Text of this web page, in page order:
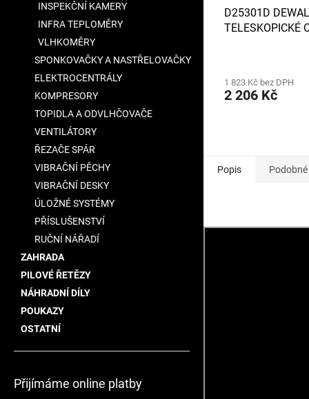
INSPEKČNÍ KAMERY
INFRA TEPLOMĚRY
VLHKOMĚRY
SPONKOVAČKY A NASTŘELOVAČKY
ELEKTROCENTRÁLY
KOMPRESORY
TOPIDLA A ODVLHČOVAČE
VENTILÁTORY
ŘEZAČE SPÁR
VIBRAČNÍ PĚCHY
VIBRAČNÍ DESKY
ÚLOŽNÉ SYSTÉMY
PŘÍSLUŠENSTVÍ
RUČNÍ NÁŘADÍ
ZAHRADA
PILOVÉ ŘETĚZY
NÁHRADNÍ DÍLY
POUKAZY
OSTATNÍ
Přijímáme online platby
D25301D
TELESKOPICKÉ
1 823 Kč bez DPH
2 206 Kč
Popis